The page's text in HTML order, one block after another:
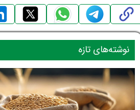
نوشته‌های تازه